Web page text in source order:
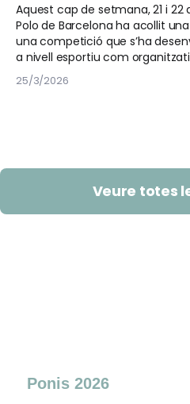
Aquest cap de setmana, 21 i 22
Polo de Barcelona ha acollit una
una competició que s’ha
a nivell esportiu com
25/3/2026
Veure totes